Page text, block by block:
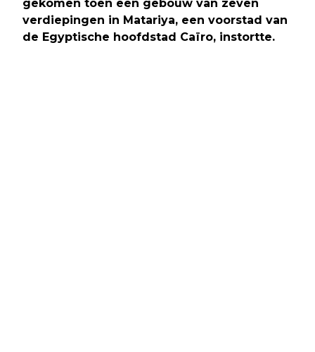
gekomen toen een gebouw van zeven
verdiepingen in Matariya, een voorstad van
de Egyptische hoofdstad Caïro, instortte.